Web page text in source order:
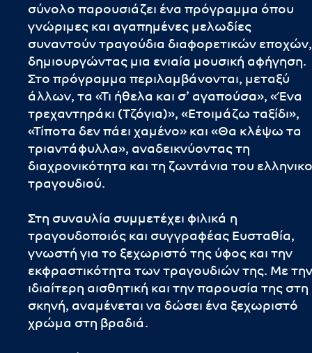
σύνολο παρουσιάζει ένα πρόγραμμα όπου
γνώριμες και αγαπημένες μελωδίες
συναντούν τραγούδια διαφορετικών εποχών,
δημιουργώντας μια ενιαία μουσική αφήγηση.
Στο πρόγραμμα περιλαμβάνονται, μεταξύ
άλλων, τα «Τι ήθελα και σ’ αγαπούσα», «Ένα
τρεχαντηράκι (Τζόγια)», «Ετοιμάζω ταξίδι»,
«Τίποτα δεν πάει χαμένο» και «Θα κλέψω τα
τριαντάφυλλα», αναδεικνύοντας τη
διαχρονικότητα και τη ζωντάνια του
τραγουδιού.
Στη συναυλία συμμετέχει φιλικά η
τραγουδοποιός και συγγραφέας Ευσταθία,
γνωστή για το ξεχωριστό της ύφος και την
εκφραστικότητα των τραγουδιών της. Με την
ιδιαίτερη αισθητική και την παρουσία της στη
σκηνή, αναμένεται να δώσει ένα ξεχωριστό
χρώμα στη βραδιά.